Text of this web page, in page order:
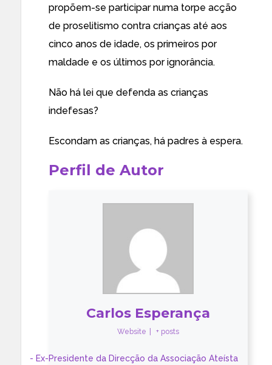
propõem-se participar numa torpe acção
de proselitismo contra crianças até aos
cinco anos de idade, os primeiros por
maldade e os últimos por ignorância.
Não há lei que defenda as crianças
indefesas?
Escondam as crianças, há padres à espera.
Perfil de Autor
Carlos Esperança
Website + posts
- Ex-Presidente da Direcção da Associação Ateísta